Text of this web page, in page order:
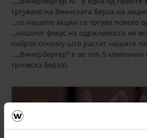
тргувало на Виенската берза на
…со нашите акции се тргува повеќе
…нашиот фокус на одржливоста нè
побрзо отколку што растат нашите
…„Винербергер“ е во топ 5 компании
трговска берза).